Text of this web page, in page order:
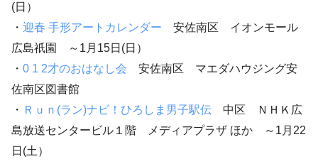
(日）
・ 迎春 手形アートカレンダー 安佐南区 イオンモール
広島祇園 ～1月15日(日）
・ 0 1 2才のおはなし会 安佐南区 マエダハウジング安
佐南区図書館
・ Ｒｕｎ(ラン)ナビ！ひろしま男子駅伝 中区 ＮＨＫ広
島放送センタービル１階 メディアプラザ ほか ～1月22
日(土）